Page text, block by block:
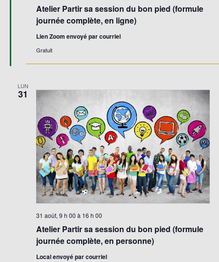
Atelier Partir sa session du bon pied (formule
journée complète, en ligne)
avant
Lien Zoom envoyé par courriel
Gratuit
LUN
31
Atelier Partir sa session du bon pied (formule
journée complète, en personne)
31 août, 9 h 00 à 16 h 00
Local envoyé par courriel